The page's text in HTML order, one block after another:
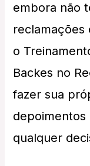
embora não
reclamações
o
Backes no
fazer sua
depoimentos
qualquer